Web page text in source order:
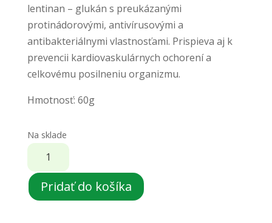
lentinan – glukán s preukázanými
protinádorovými, antivírusovými a
antibakteriálnymi vlastnosťami. Prispieva aj k
prevencii kardiovaskulárnych ochorení a
celkovému posilneniu organizmu.
Hmotnosť: 60g
Na sklade
množstvo
Organic
Shiitake
-
Pridať do košíka